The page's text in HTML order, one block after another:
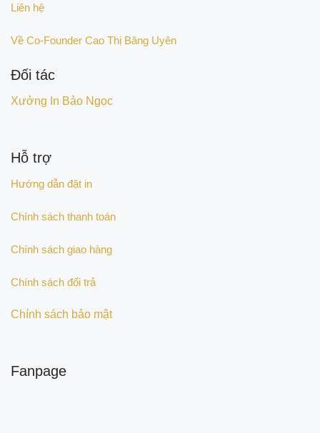
Liên hệ
Về Co-Founder Cao Thị Băng Uyên
Đối tác
Xưởng In Bảo Ngọc
Hỗ trợ
Hướng dẫn đặt in
Chính sách thanh toán
Chính sách giao hàng
Chính sách đổi trả
Chính sách bảo mật
Fanpage